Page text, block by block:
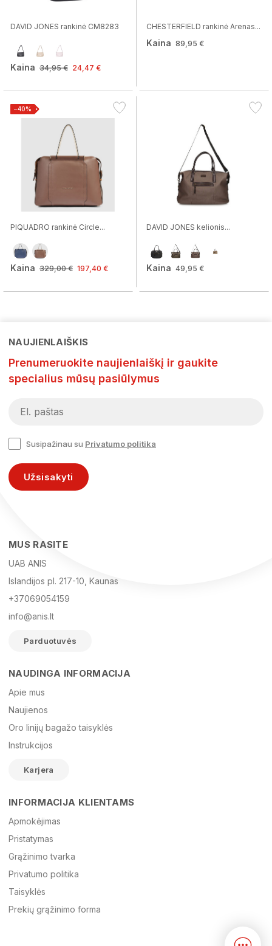
DAVID JONES rankinė CM8283
Kaina 34,95 € 24,47 €
CHESTERFIELD rankinė Arenas...
Kaina 89,95 €
−40%
PIQUADRO rankinė Circle...
Kaina 329,00 € 197,40 €
DAVID JONES kelionis...
Kaina 49,95 €
El. paštas
Žinutė
NAUJIENLAIŠKIS
Prenumeruokite naujienlaiškį ir gaukite
specialius mūsų pasiūlymus
Susipažinau su Privatumo politika
Užsisakyti
MUS RASITE
UAB ANIS
Islandijos pl. 217-10, Kaunas
+37069054159
info@anis.lt
Parduotuvės
NAUDINGA INFORMACIJA
Apie mus
Naujienos
Oro linijų bagažo taisyklės
Instrukcijos
Karjera
INFORMACIJA KLIENTAMS
Apmokėjimas
Pristatymas
Grąžinimo tvarka
Privatumo politika
Taisyklės
Prekių grąžinimo forma